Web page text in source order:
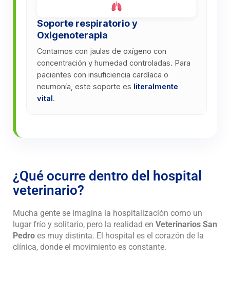
Soporte respiratorio y
Oxigenoterapia
Contamos con jaulas de oxígeno con
concentración y humedad controladas. Para
pacientes con insuficiencia cardíaca o
neumonía, este soporte es literalmente
vital.
¿Qué ocurre dentro del hospital
veterinario?
Mucha gente se imagina la hospitalización como un
lugar frío y solitario, pero la realidad en Veterinarios San
Pedro es muy distinta. El hospital es el corazón de la
clínica, donde el movimiento es constante.